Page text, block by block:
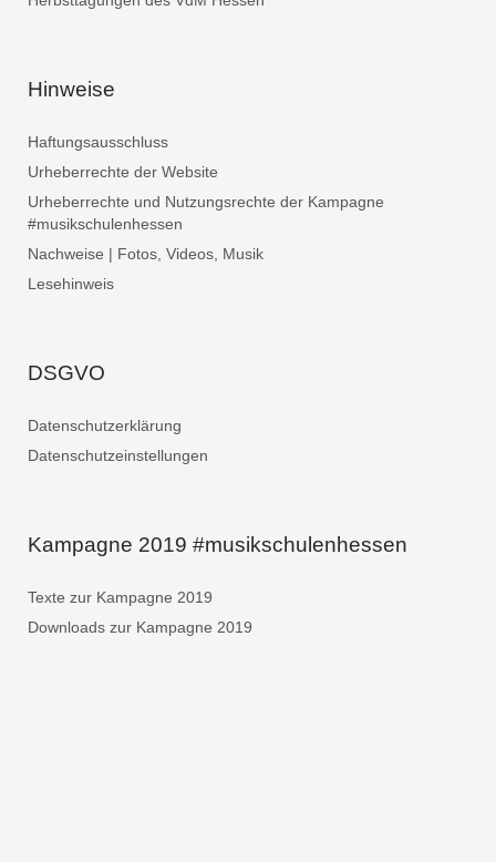
Hinweise
Haftungsausschluss
Urheberrechte der Website
Urheberrechte und Nutzungsrechte der Kampagne
#musikschulenhessen
Nachweise | Fotos, Videos, Musik
Lesehinweis
DSGVO
Datenschutzerklärung
Datenschutzeinstellungen
Kampagne 2019 #musikschulenhessen
Texte zur Kampagne 2019
Downloads zur Kampagne 2019